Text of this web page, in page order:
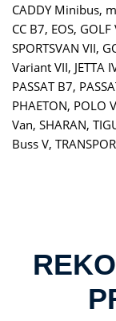
CADDY Minibus,
CC B7, EOS,
SPORTSVAN VII,
Variant VII, JETTA
PASSAT B7,
PHAETON, POLO
Van, SHARAN,
Buss V,